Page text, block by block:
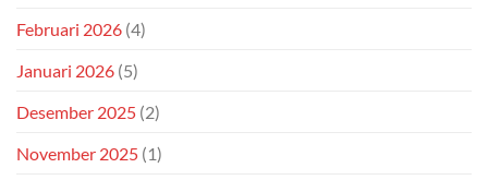
Februari 2026 (4)
Januari 2026 (5)
Desember 2025 (2)
November 2025 (1)